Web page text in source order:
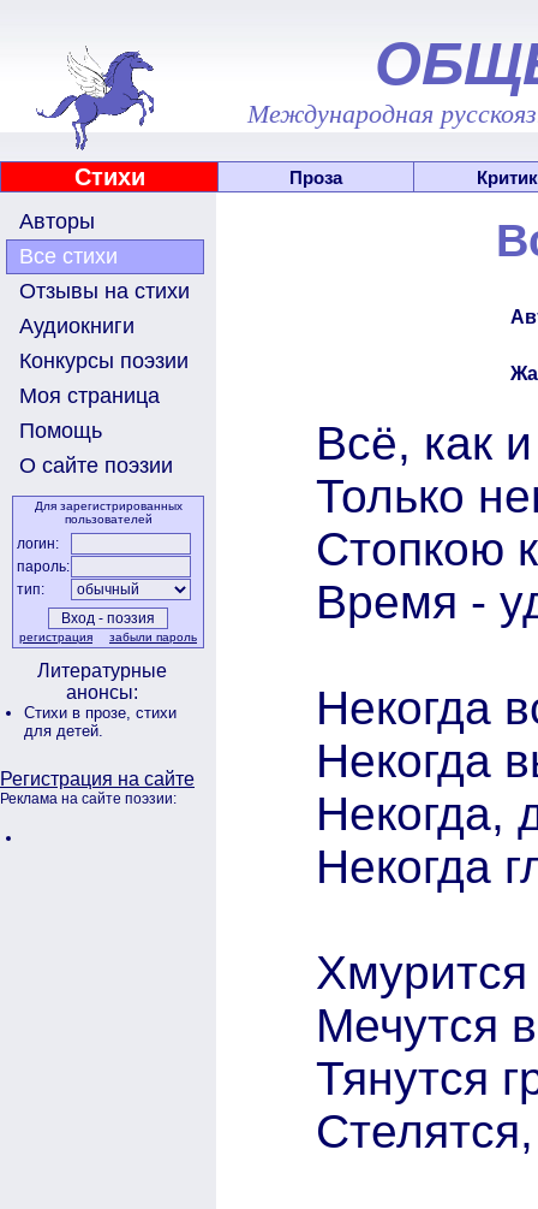
Международная
Стихи Проза
Авторы
Все стихи
Отзывы на стихи
Аудиокниги
Конкурсы поэзии
Моя страница
Помощь
О сайте поэзии
Для зарегистрированных
пользователей
логин:
пароль:
тип:
регистрация забыли пароль
Литературные
анонсы:
Стихи в прозе, стихи
для детей.
Регистрация на сайте
Реклама на сайте поэзии:
Всё, как
Только
Стопкою
Время -
Некогда
Некогда
Некогда,
Некогда
Мечутся
Тянутся